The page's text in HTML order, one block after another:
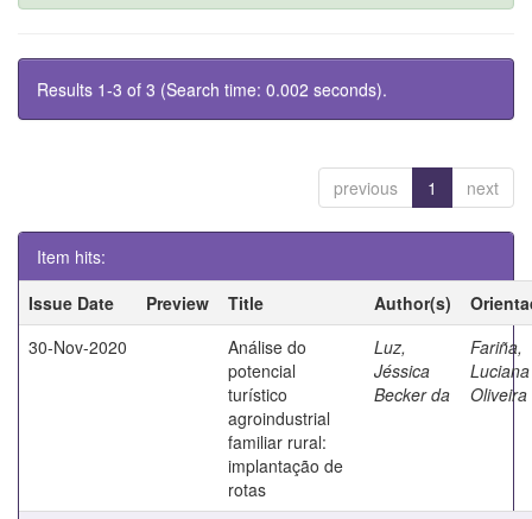
Results 1-3 of 3 (Search time: 0.002 seconds).
previous 1 next
Item hits:
Issue Date
Preview Title Author(s)
30-Nov-2020
Análise do
potencial
turístico
agroindustrial
familiar rural:
implantação de
rotas
Luz,
Jéssica
Becker da
Fariña,
Luciana
Oliveira